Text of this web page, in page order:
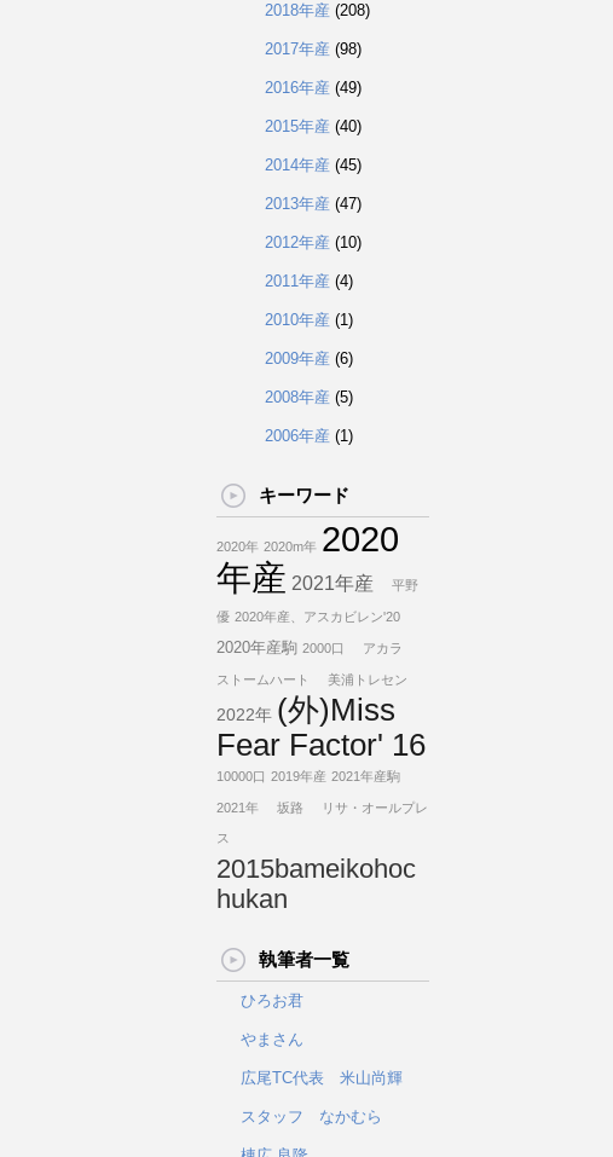
2018年産 (208)
2017年産 (98)
2016年産 (49)
2015年産 (40)
2014年産 (45)
2013年産 (47)
2012年産 (10)
2011年産 (4)
2010年産 (1)
2009年産 (6)
2008年産 (5)
2006年産 (1)
キーワード
2020年 2020m年 2020
年産 2021年産 平野
優 2020年産、アスカビレン'20
2020年産駒 2000口 アカラ
ストームハート 美浦トレセン
2022年 (外)Miss
Fear Factor' 16
10000口 2019年産 2021年産駒
2021年 坂路 リサ・オールプレ
ス
2015bameikohoc
hukan
執筆者一覧
ひろお君
やまさん
広尾TC代表 米山尚輝
スタッフ なかむら